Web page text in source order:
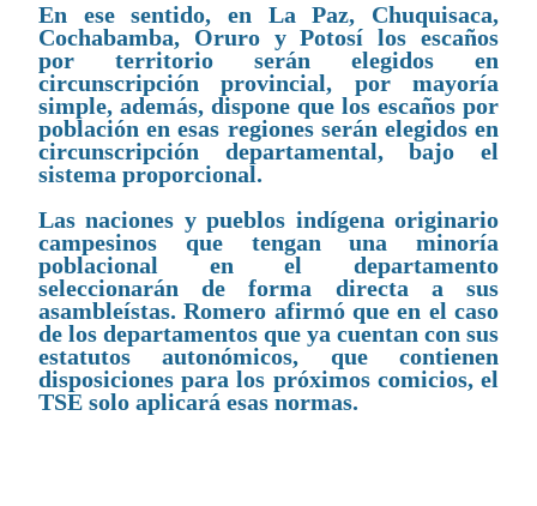
En ese sentido, en La Paz, Chuquisaca,
Cochabamba, Oruro y Potosí los escaños
por territorio serán elegidos en
circunscripción provincial, por mayoría
simple, además, dispone que los escaños por
población en esas regiones serán elegidos en
circunscripción departamental, bajo el
sistema proporcional.
Las naciones y pueblos indígena originario
campesinos que tengan una minoría
poblacional en el departamento
seleccionarán de forma directa a sus
asambleístas. Romero afirmó que en el caso
de los departamentos que ya cuentan con sus
estatutos autonómicos, que contienen
disposiciones para los próximos comicios, el
TSE solo aplicará esas normas.